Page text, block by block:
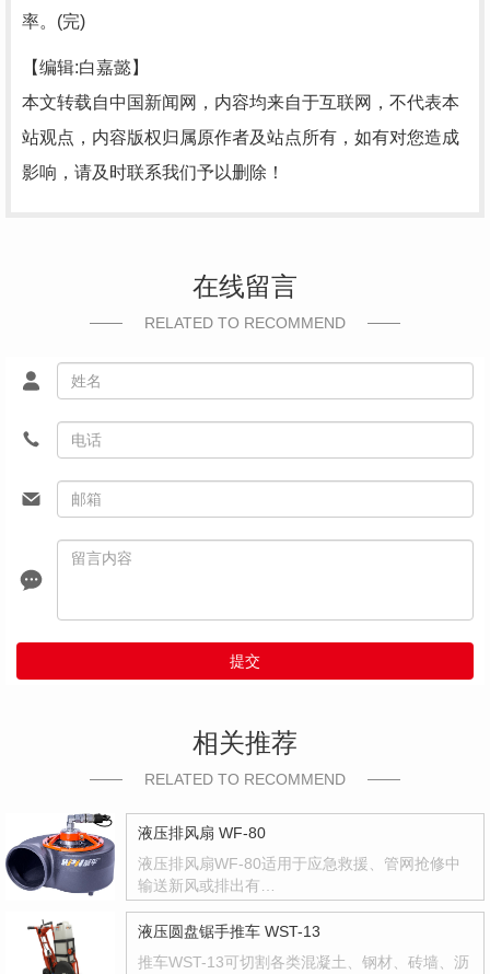
率。(完)
【编辑:白嘉懿】
本文转载自中国新闻网，内容均来自于互联网，不代表本
站观点，内容版权归属原作者及站点所有，如有对您造成
影响，请及时联系我们予以删除！
在线留言
RELATED TO RECOMMEND
提交
相关推荐
RELATED TO RECOMMEND
液压排风扇 WF-80
液压排风扇WF-80适用于应急救援、管网抢修中
输送新风或排出有…
液压圆盘锯手推车 WST-13
推车WST-13可切割各类混凝土、钢材、砖墙、沥